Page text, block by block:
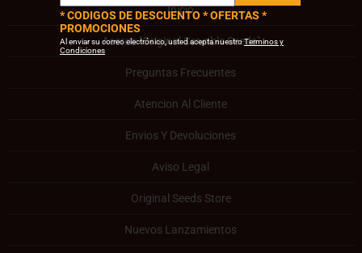
Inicio
Acerca "Original Sensible Seeds"
Preguntas Frecuentes
Atencion Al Cliente
Envios Y Devoluciones
Aviso Legal
Original Seeds Store
Nuevos Lanzamientos
* CODIGOS DE DESCUENTO * OFERTAS *
PROMOCIONES
Al enviar su correo electrónico, usted acepta nuestroTerminos y
Condiciones